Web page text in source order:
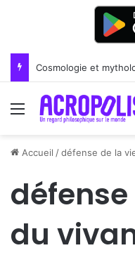
Cosmologie et
Menu
Accueil /défense de la
du